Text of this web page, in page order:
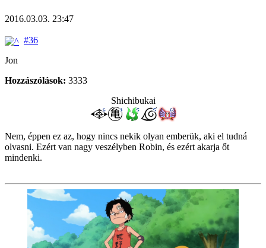
2016.03.03. 23:47
#36
Jon
Hozzászólások: 3333
Shichibukai
Nem, éppen ez az, hogy nincs nekik olyan emberük, aki el tudná
olvasni. Ezért van nagy veszélyben Robin, és ezért akarja őt
mindenki.